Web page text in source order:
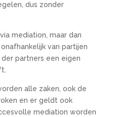
dus zonder
mediation, maar dan
van partijen
partners een eigen
alle zaken, ook de
en er geldt ook
mediation worden